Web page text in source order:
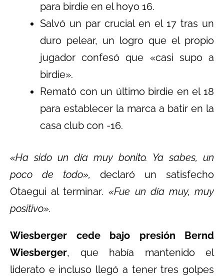
para birdie en el hoyo 16.
Salvó un par crucial en el 17 tras un
duro pelear, un logro que el propio
jugador confesó que «casi supo a
birdie».
Remató con un último birdie en el 18
para establecer la marca a batir en la
casa club con -16.
«Ha sido un día muy bonito. Ya sabes, un
poco de todo», declaró un satisfecho
Otaegui al terminar. «Fue un día muy, muy
positivo».
Wiesberger cede bajo presión
Bernd
Wiesberger, que había mantenido el
liderato e incluso llegó a tener tres golpes